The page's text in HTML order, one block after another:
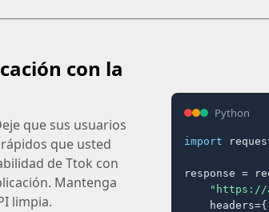
con la
que sus usuarios
que usted
de Ttok con
Mantenga
limpia.
Python
import
response =
"https://
    headers={